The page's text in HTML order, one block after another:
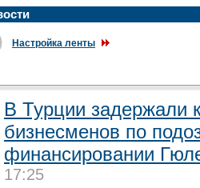
Настройка ленты
В Турции задержали
бизнесменов по
финансировании
17:25